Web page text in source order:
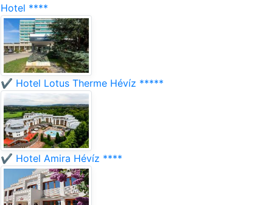
Hotel ****
✔️ Hotel Lotus Therme Hévíz *****
✔️ Hotel Amira Hévíz ****